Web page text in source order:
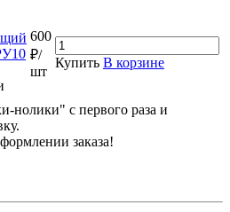
600
₽/
шт
Купить В корзине
нолики" с первого раза и
заказа!